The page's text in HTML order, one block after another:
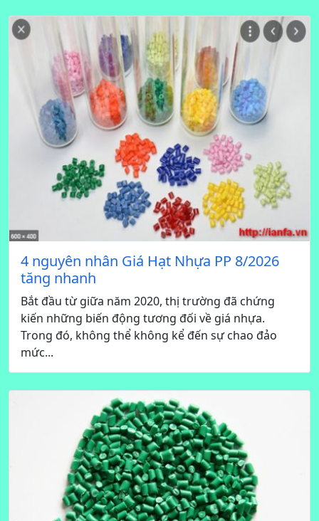
4 nguyên nhân Giá Hạt Nhựa PP 8/2026
tăng nhanh
Bắt đầu từ giữa năm 2020, thị trường đã chứng
kiến những biến động tương đối về giá nhựa.
Trong đó, không thể không kể đến sự chao đảo
mức...